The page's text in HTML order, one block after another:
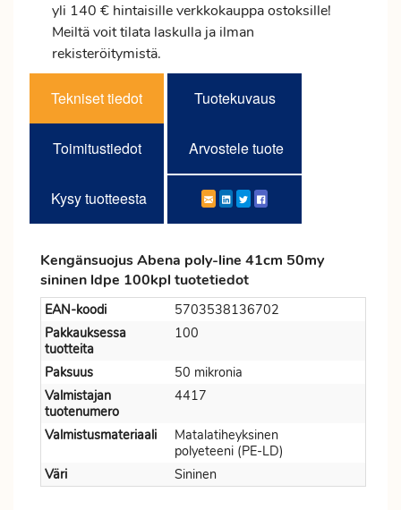
yli 140 € hintaisille verkkokauppa ostoksille!
Meiltä voit tilata laskulla ja ilman
rekisteröitymistä.
Tekniset tiedot Tuotekuvaus
Toimitustiedot Arvostele tuote
Kysy tuotteesta
Kengänsuojus Abena poly-line 41cm 50my
sininen ldpe 100kpl tuotetiedot
EAN-koodi
5703538136702
Pakkauksessa
tuotteita
100
Paksuus
50 mikronia
Valmistajan
tuotenumero
4417
Valmistusmateriaali
Matalatiheyksinen
polyeteeni (PE-LD)
Väri
Sininen